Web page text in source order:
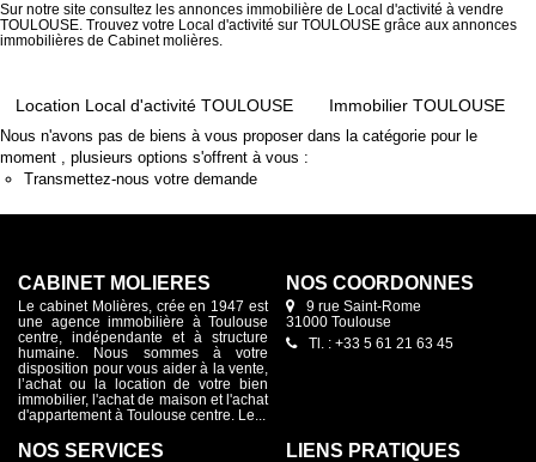
Sur notre site consultez les annonces immobilière de Local d'activité à vendre
TOULOUSE. Trouvez votre Local d'activité sur TOULOUSE grâce aux annonces
immobilières de Cabinet molières.
Location Local d'activité TOULOUSE Immobilier TOULOUSE
Nous n'avons pas de biens à vous proposer dans la catégorie pour le
moment , plusieurs options s'offrent à vous :
Transmettez-nous votre demande
CABINET MOLIÈRES
Le cabinet Molières, crée en 1947 est
une agence immobilière à Toulouse
centre, indépendante et à structure
humaine. Nous sommes à votre
disposition pour vous aider à la vente,
l’achat ou la location de votre bien
immobilier, l'achat de maison et l'achat
d'appartement à Toulouse centre. Le...
NOS COORDONNES
9 rue Saint-Rome
31000 Toulouse
Tl. : +33 5 61 21 63 45
NOS SERVICES LIENS PRATIQUES